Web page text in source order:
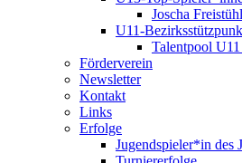
Joscha
U11-
Talentpool
Förderverein
Newsletter
Kontakt
Links
Erfolge
Jugendspieler*in des